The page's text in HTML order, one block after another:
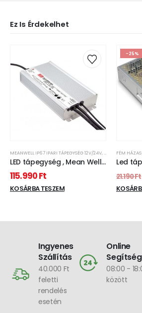
Ez Is Érdekelhet
MEANWELL IP67 IPARI TÁPEGYSÉG 12V/24V,TÁPEGYSÉG
LED tápegység , Mean Well ,
HLG-600H-24A , 24 Volt ,
600 Watt , IP65
115.990Ft
KOSÁRBA TESZEM
-25%
FÉM HÁZAS
Led
Mean
21.190Ft
Ingyenes
Szállítás
40.000 Ft
feletti
rendelés
esetén
Online
08:00 -
között